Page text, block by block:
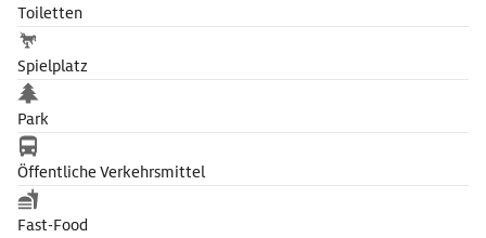
Toiletten
Spielplatz
Park
Öffentliche Verkehrsmittel
Fast-Food